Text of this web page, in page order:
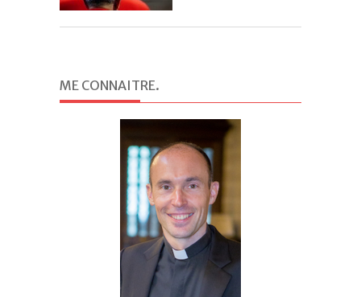
ME CONNAITRE.